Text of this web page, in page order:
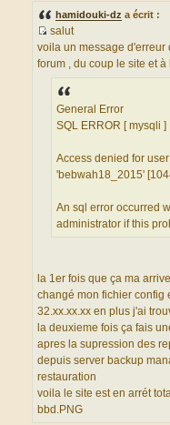
hamidouki-dz a écrit :
S
o
e
salut
voila un message d'erreur
forum , du coup le site et
General Error
SQL ERROR [ mysqli ]
Access denied for
'bebwah18_2015'
An sql error occurred
administrator if this
la 1er fois que ça ma
changé mon fichier config
32.xx.xx.xx en plus j'ai
la deuxieme fois ça fais
apres la supression des
depuis server backup
restauration
voila le site est en arrét
bbd.PNG